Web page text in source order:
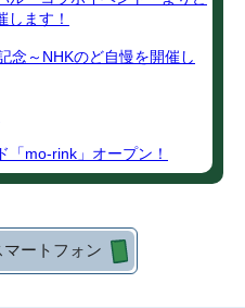
します！
念～NHKのど自慢を開催し
「mo-rink」オープン！
マートフォン